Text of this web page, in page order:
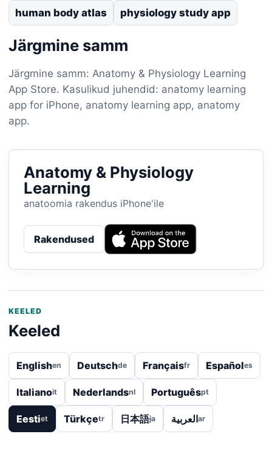
human body atlas physiology study app
Järgmine samm
Järgmine samm: Anatomy & Physiology Learning
App Store. Kasulikud juhendid: anatomy learning
app for iPhone, anatomy learning app, anatomy
app.
Anatomy & Physiology
Learning
anatoomia rakendus iPhone'ile
Rakendused
KEELED
Keeled
Englishen Deutschde Françaisfr Españoles
Italianoit Nederlandsnl Portuguêspt
Eestiet Türkçetr 日本語ja العربيةar